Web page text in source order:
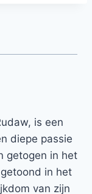
is een
diepe passie
getogen in het
in het
van zijn